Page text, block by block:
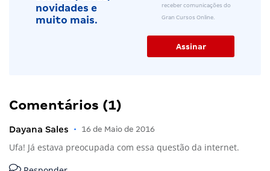
novidades e
muito mais.
receber comunicações do
Gran Cursos Online.
Comentários (1)
Dayana Sales • 16 de Maio de 2016
Ufa! Já estava preocupada com essa questão da internet.